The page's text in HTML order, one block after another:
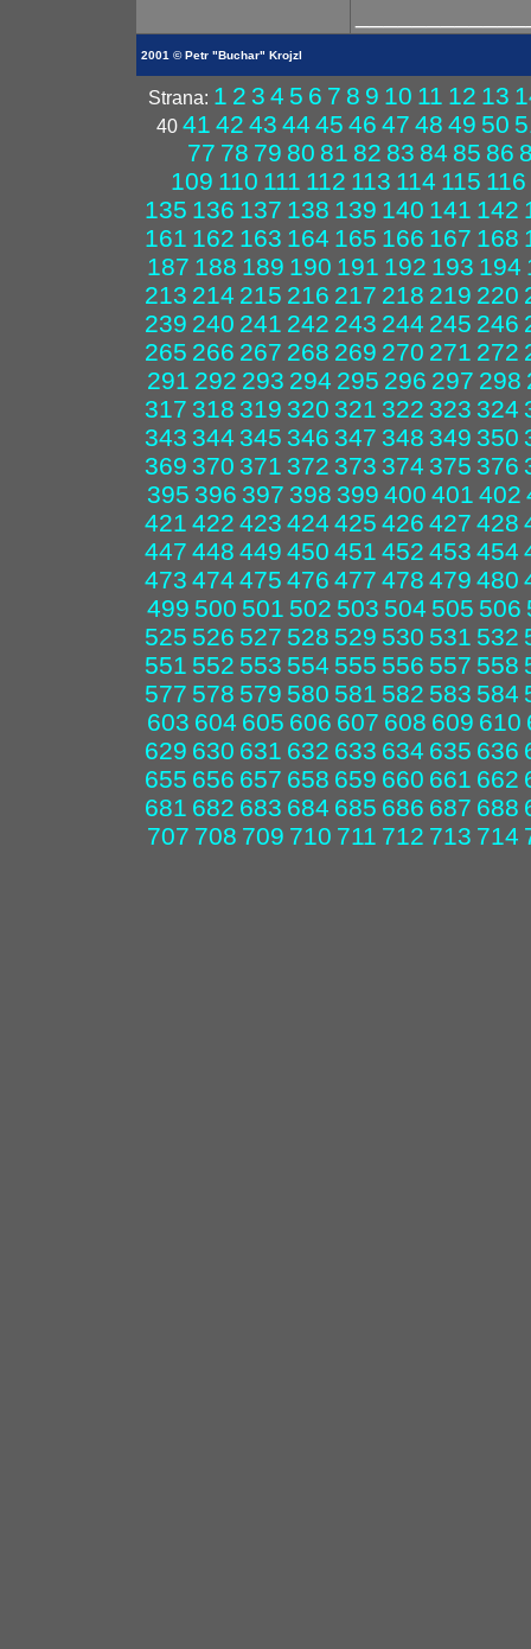
2001 © Petr "Buchar" Krojzl
Strana: 1 2 3 4 5 6 7 8 9 10 11 12 13
40 41 42 43 44 45 46 47 48 49 50
77 78 79 80 81 82 83 84 85 86
109 110 111 112 113 114 115 116
135 136 137 138 139 140 141 142
161 162 163 164 165 166 167 168
187 188 189 190 191 192 193 194
213 214 215 216 217 218 219 220
239 240 241 242 243 244 245 246
265 266 267 268 269 270 271 272
291 292 293 294 295 296 297 298
317 318 319 320 321 322 323 324
343 344 345 346 347 348 349 350
369 370 371 372 373 374 375 376
395 396 397 398 399 400 401 402
421 422 423 424 425 426 427 428
447 448 449 450 451 452 453 454
473 474 475 476 477 478 479 480
499 500 501 502 503 504 505 506
525 526 527 528 529 530 531 532
551 552 553 554 555 556 557 558
577 578 579 580 581 582 583 584
603 604 605 606 607 608 609 610
629 630 631 632 633 634 635 636
655 656 657 658 659 660 661 662
681 682 683 684 685 686 687 688
707 708 709 710 711 712 713 714